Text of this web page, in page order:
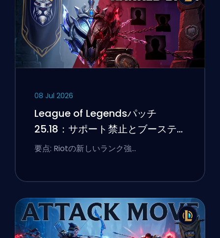
08 Jul 2026
League of Legendsパッチ
25.18：サポート禁止とブーステ
ィングのフラグ
要点: Riotの新しいランク強…